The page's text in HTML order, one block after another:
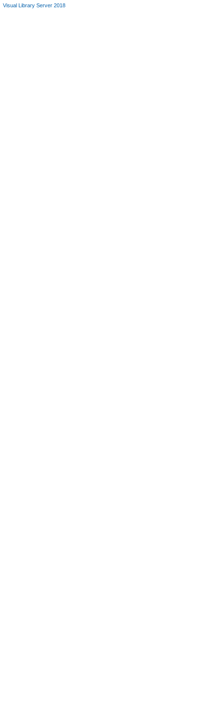
Visual Library Server 2018